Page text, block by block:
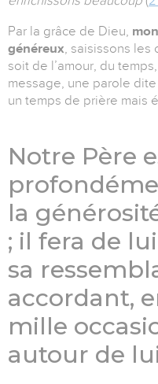
Par la grâce de Dieu,
généreux, saisissons les
soit de l’amour, du
message, une parole
un temps de prière mais
Notre Père
la
; il fera de
sa
accordant,
mille
autour de